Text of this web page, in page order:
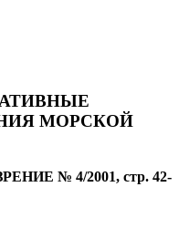
МОРСКОЙ
№ 4/2001, стр. 42-